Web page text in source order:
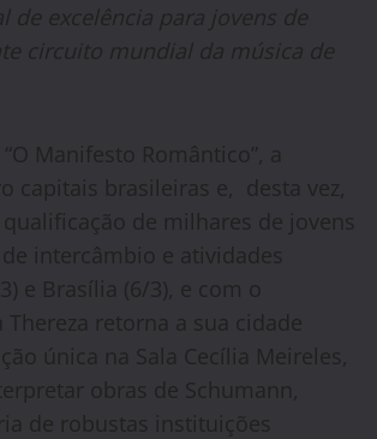
de excelência para jovens de
circuito mundial da música de
Manifesto Romântico”, a
capitais brasileiras e, desta vez,
de milhares de jovens
intercâmbio e atividades
e Brasília (6/3), e com o
retorna a sua cidade
única na Sala Cecília Meireles,
obras de Schumann,
de robustas instituições